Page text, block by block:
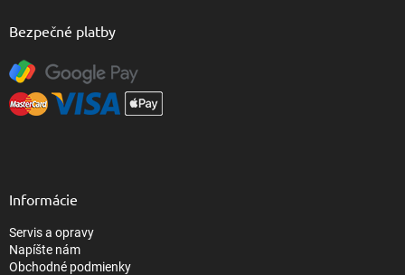
Bezpečné platby
Informácie
Servis a opravy
Napíšte nám
Obchodné podmienky